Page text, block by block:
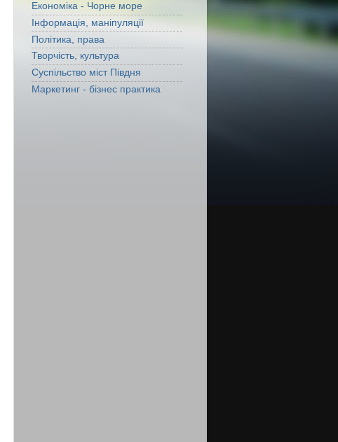
Економіка - Чорне море
Інформація, маніпуляції
Політика, права
Творчість, культура
Суспільство міст Півдня
Маркетинг - бізнес практика